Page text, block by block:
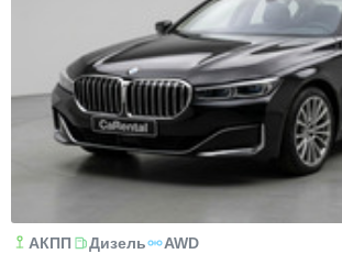
АКПП Дизель AWD